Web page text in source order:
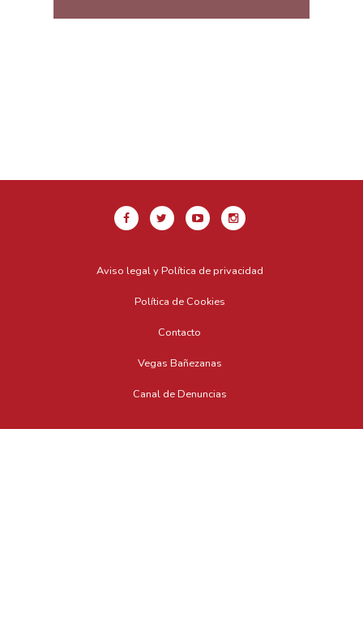
Aviso legal y Política de privacidad
Política de Cookies
Contacto
Vegas Bañezanas
Canal de Denuncias